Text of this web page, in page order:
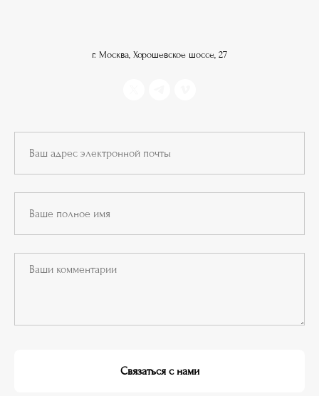
г. Москва, Хорошевское шоссе, 27
Связаться с нами